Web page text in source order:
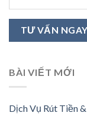
BÀI VIẾT MỚI
Dịch Vụ Rút Tiền